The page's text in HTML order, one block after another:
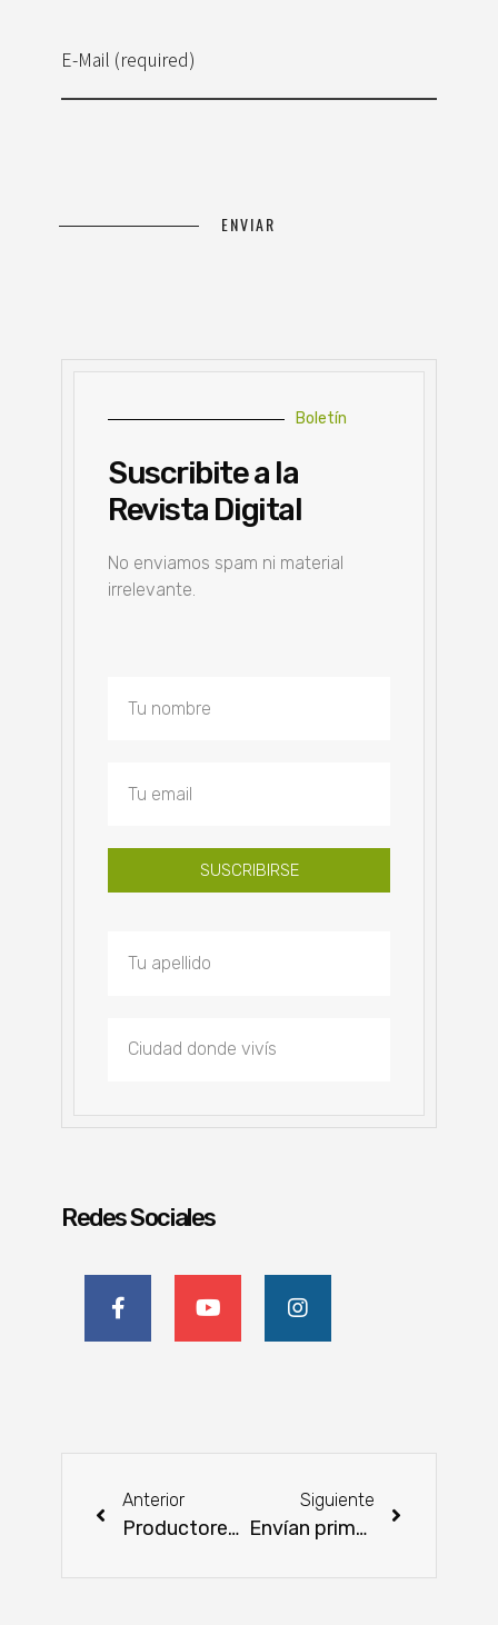
E-Mail (required)
Boletín
Suscribite a la
Revista Digital
No enviamos spam ni material
irrelevante.
SUSCRIBIRSE
Redes Sociales
Anterior
Productores de Caaguazú se capacitaron en apicultura y piscicultura
Siguiente
Envían primer car­gamento de mandioca para­finada a Uruguay